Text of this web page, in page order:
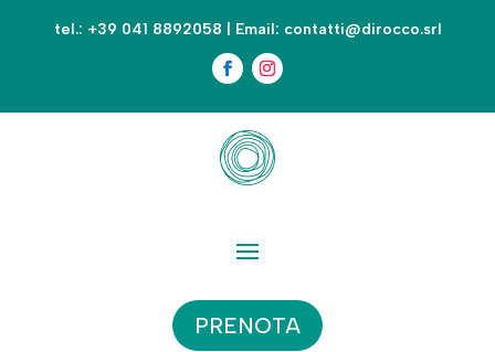
tel.: +39 041 8892058 | Email: contatti@dirocco.srl
PRENOTA